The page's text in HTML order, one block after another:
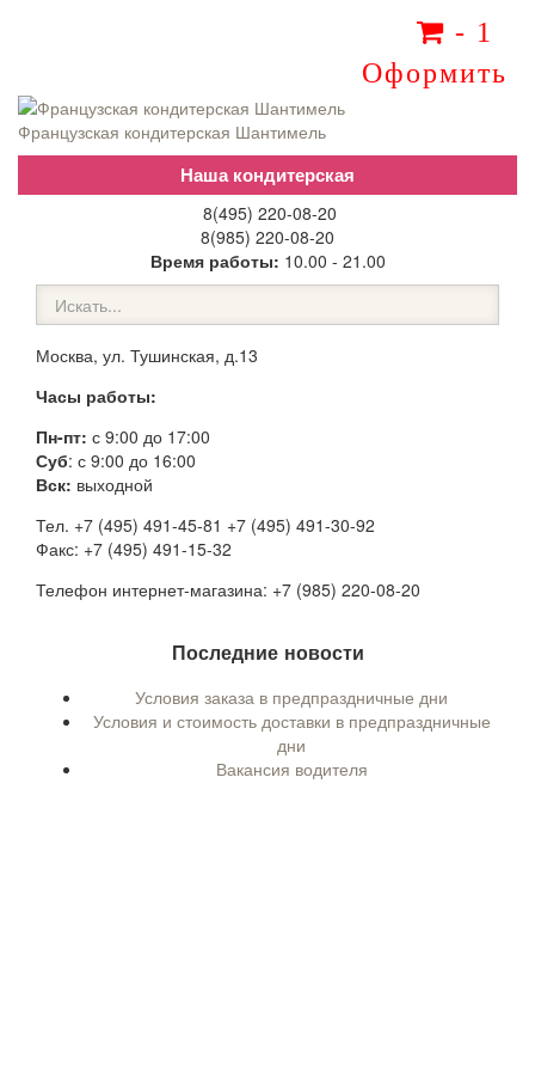
- 1
Оформить
Французская кондитерская Шантимель
8(495) 220-08-20
8(985) 220-08-20
Время работы: 10.00 - 21.00
Москва, ул. Тушинская, д.13
Часы работы:
Пн-пт: с 9:00 до 17:00
Суб: с 9:00 до 16:00
Вск: выходной
Тел. +7 (495) 491-45-81 +7 (495) 491-30-92
Факс: +7 (495) 491-15-32
Телефон интернет-магазина: +7 (985) 220-08-20
Последние новости
Условия заказа в предпраздничные дни
Условия и стоимость доставки в предпраздничные
дни
Вакансия водителя